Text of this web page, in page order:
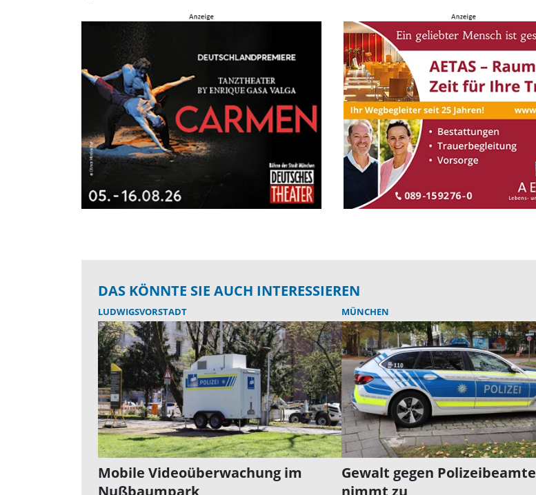
DAS KÖNNTE SIE AUCH INTERESSIEREN
LUDWIGSVORSTADT
Mobile Videoüberwachung im
MÜNCHEN
Gewalt gegen Polizeibeamte